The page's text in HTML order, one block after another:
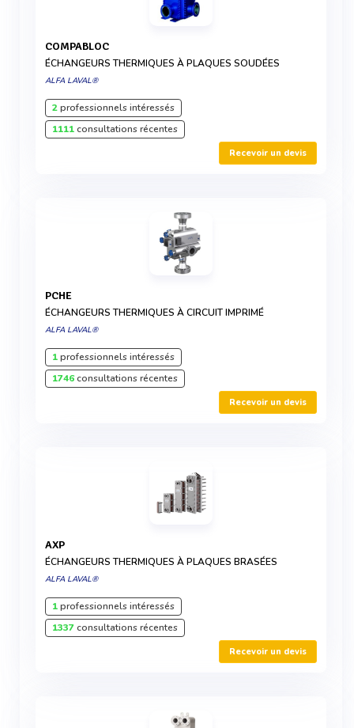
COMPABLOC
ÉCHANGEURS THERMIQUES À PLAQUES SOUDÉES
ALFA LAVAL®
2professionnels intéressés
1111consultations récentes
Recevoir un devis
PCHE
ÉCHANGEURS THERMIQUES À CIRCUIT IMPRIMÉ
ALFA LAVAL®
1professionnels intéressés
1746consultations récentes
Recevoir un devis
AXP
ÉCHANGEURS THERMIQUES À PLAQUES BRASÉES
ALFA LAVAL®
1professionnels intéressés
1337consultations récentes
Recevoir un devis